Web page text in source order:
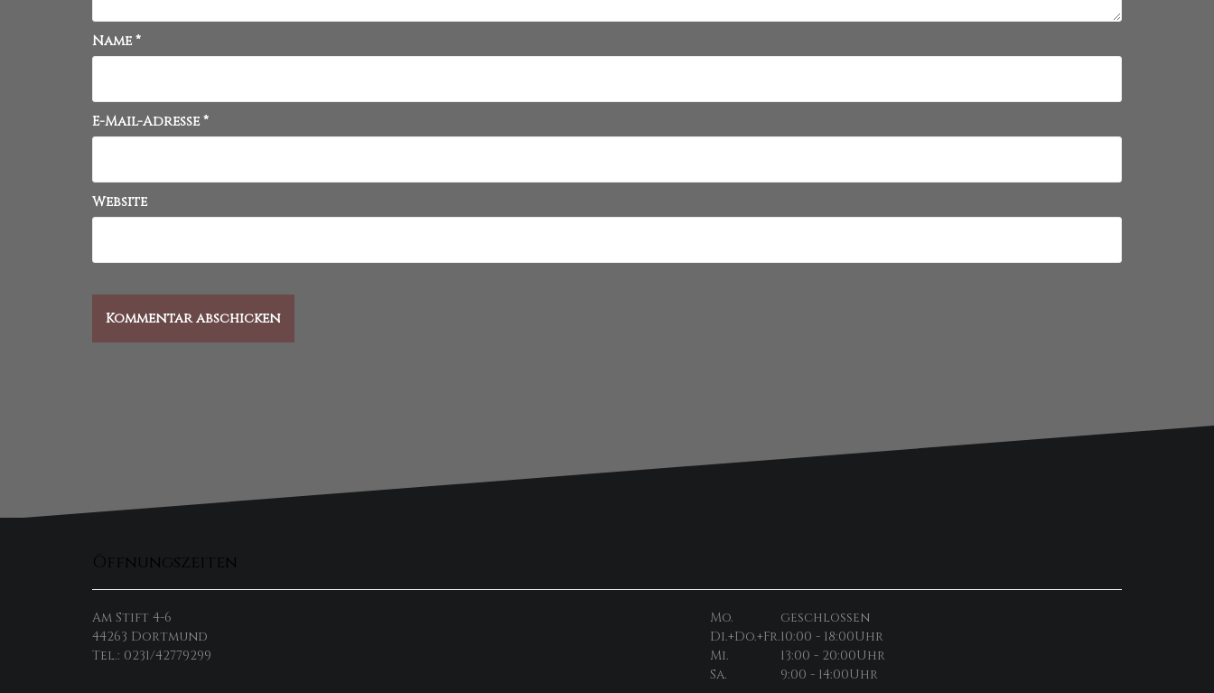
Name*
E-Mail-Adresse*
Website
Öffnungszeiten
Mo.
geschlossen
Di.+Do.+Fr.10:00 - 18:00Uhr
Mi.
13:00 - 20:00Uhr
Sa.
9:00 - 14:00Uhr
Am Stift 4-6
44263 Dortmund
Tel.: 0231/42779299